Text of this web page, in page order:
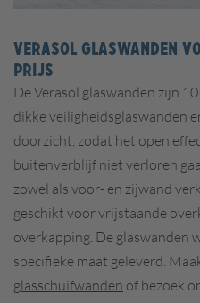
VERASOL GLASWANDEN
PRIJS
De Verasol glaswanden zijn
dikke veiligheidsglaswanden
doorzicht, zodat het open
buitenverblijf niet verloren
zowel als voor- en zijwand
geschikt voor vrijstaande
overkapping. De glaswanden
specifieke maat geleverd.
glasschuifwanden of bezoek